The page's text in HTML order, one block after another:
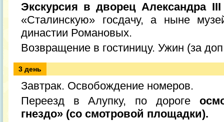
Экскурсия в дворец Александра
«Сталинскую» госдачу, а ныне
династии Романовых.
Возвращение в гостиницу. Ужин (за
3 день
Завтрак. Освобождение номеров.
Переезд в Алупку, по дороге
гнездо» (со смотровой площадки).